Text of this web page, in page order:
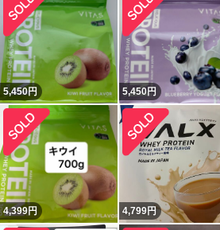
5,450円 5,450円
4,399円 4,799円